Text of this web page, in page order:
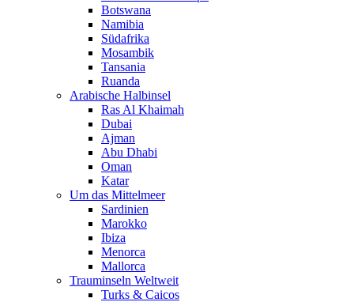
Botswana
Namibia
Südafrika
Mosambik
Tansania
Ruanda
Arabische Halbinsel
Ras Al Khaimah
Dubai
Ajman
Abu Dhabi
Oman
Katar
Um das Mittelmeer
Sardinien
Marokko
Ibiza
Menorca
Mallorca
Trauminseln Weltweit
Turks & Caicos